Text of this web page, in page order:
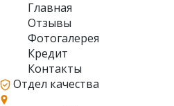
Главная
Отзывы
Фотогалерея
Кредит
Контакты
Отдел качества